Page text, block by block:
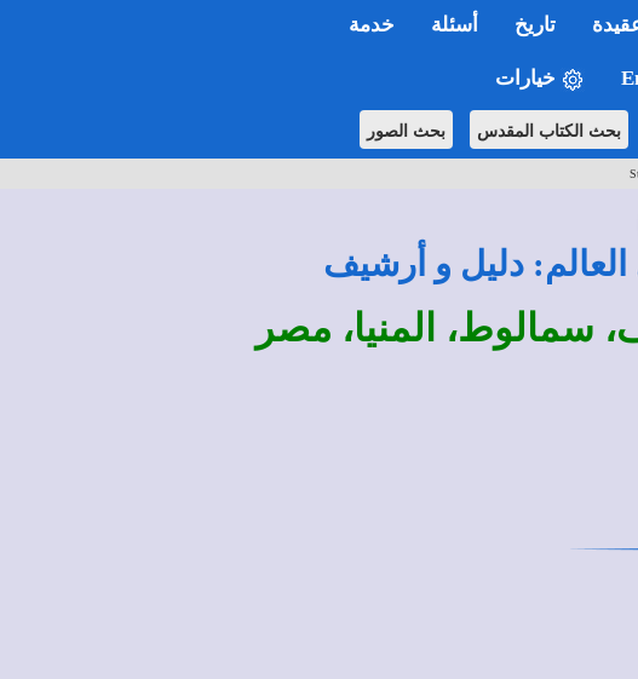
تاريخ أسئلة خدمة
خيارات
بحث الكتاب المقدس بحث الصور
العالم: دليل و أرشيف
سمالوط، المنيا، مصر